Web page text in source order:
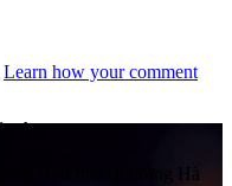
Learn how your comment
Trần Phú, Phường Hà